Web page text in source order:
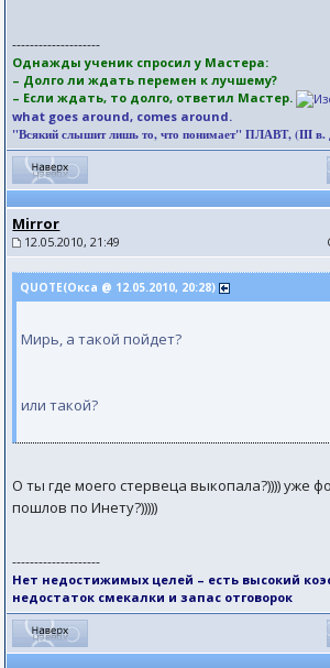
--------------------
Однажды ученик спросил у Мастера:
– Долго ли ждать перемен к лучшему?
– Если ждать, то долго, ответил Мастер.
what goes around, comes around.
"Всякий слышит лишь то, что понимает" ПЛАВТ, (III в.
Mirror
12.05.2010, 21:49
QUOTE(Окса @ 12.05.2010, 20:28)
Мирь, а такой пойдет?
или такой?
О ты где моего стервеца выкопала?)))) уже
пошлов по Инету?)))))
--------------------
Нет недостижимых целей – есть высокий
недостаток смекалки и запас отговорок